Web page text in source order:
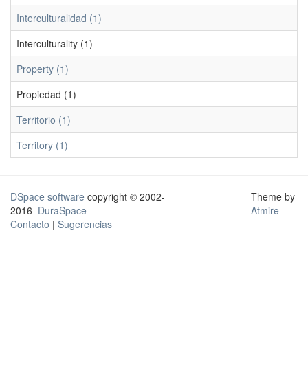
Interculturalidad (1)
Interculturality (1)
Property (1)
Propiedad (1)
Territorio (1)
Territory (1)
DSpace software copyright © 2002-
2016 DuraSpace
Contacto | Sugerencias
Theme by
Atmire